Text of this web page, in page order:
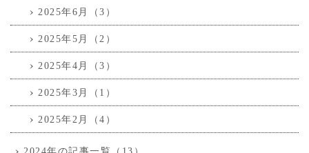
2025年6月（3）
2025年5月（2）
2025年4月（3）
2025年3月（1）
2025年2月（4）